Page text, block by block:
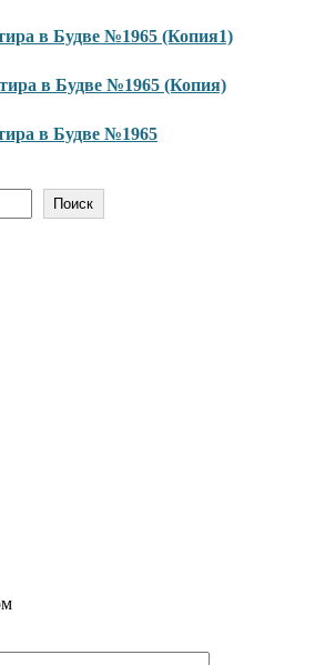
в Будве №1965 (Копия1)
в Будве №1965 (Копия)
в Будве №1965
Поиск